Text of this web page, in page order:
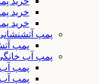
خرید
خرید
پمپ
پمپ
پمپ آب
پمپ آب
پمپ آب